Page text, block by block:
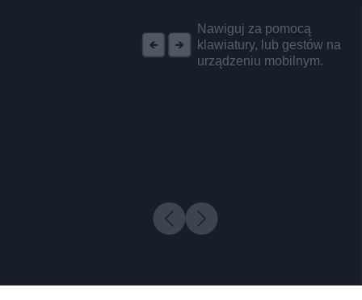
Nawiguj za pomocą
klawiatury, lub gestów na
urządzeniu mobilnym.